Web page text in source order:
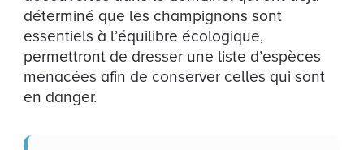
déterminé que les champignons sont
essentiels à l’équilibre écologique,
permettront de dresser une liste d’espèces
menacées afin de conserver celles qui sont
en danger.